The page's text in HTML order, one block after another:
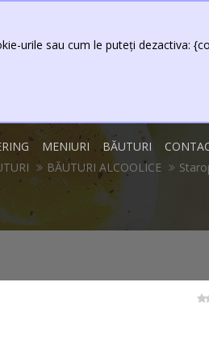
urile sau cum le puteți dezactiva:
MENIURI BĂUTURI
BĂUTURI ALCOOLICE